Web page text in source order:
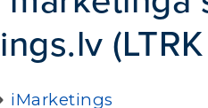
iMarketings